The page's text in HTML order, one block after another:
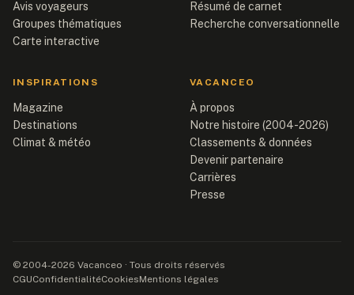
Avis voyageurs
Groupes thématiques
Carte interactive
Résumé de carnet
Recherche conversationnelle
INSPIRATIONS
Magazine
Destinations
Climat & météo
VACANCEO
À propos
Notre histoire (2004-2026)
Classements & données
Devenir partenaire
Carrières
Presse
© 2004-2026 Vacanceo · Tous droits réservés
CGUConfidentialitéCookiesMentions légales